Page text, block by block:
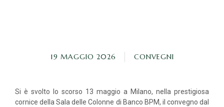
19 MAGGIO 2026 CONVEGNI
Si è svolto lo scorso 13 maggio a Milano, nella prestigiosa
cornice della Sala delle Colonne di Banco BPM, il convegno dal